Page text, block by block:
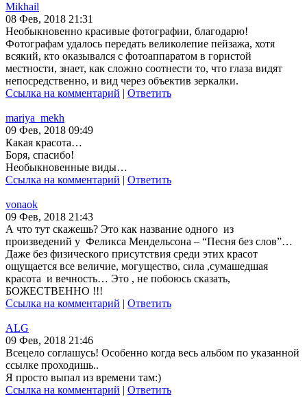
Mikhail
08 Фев, 2018 21:31
Необыкновенно красивые фотографии, благодарю!
Фотографам удалось передать великолепие пейзажа, хотя
всякий, кто оказывался с фотоаппаратом в гористой
местности, знает, как сложно соотнести то, что глаза видят
непосредственно, и вид через объектив зеркалки.
Ссылка на комментарий | Ответить
mariya_mekh
09 Фев, 2018 09:49
Какая красота…
Боря, спасибо!
Необыкновенные виды…
Ссылка на комментарий | Ответить
vonaok
09 Фев, 2018 21:43
А что тут скажешь? Это как название одного из
произведений у Феликса Мендельсона – “Песня без слов”…
Даже без физического присутствия среди этих красот
ощущается все величие, могущество, сила ,сумашедшая
красота и вечность… Это , не побоюсь сказать,
БОЖЕСТВЕННО !!!
Ссылка на комментарий | Ответить
ALG
09 Фев, 2018 21:46
Всецело соглашусь! Особенно когда весь альбом по указанной
ссылке проходишь..
Я просто выпал из времени там:)
Ссылка на комментарий | Ответить